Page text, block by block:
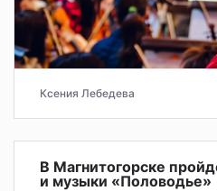
Ксения Лебедева
В Магнитогорске
и музыки «Половодье»